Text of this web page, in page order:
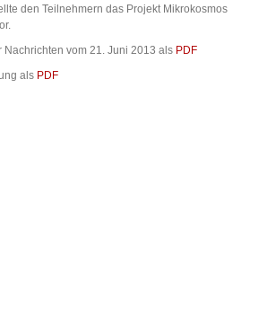
den Teilnehmern das Projekt Mikrokosmos
Nachrichten vom 21. Juni 2013 als PDF
als PDF